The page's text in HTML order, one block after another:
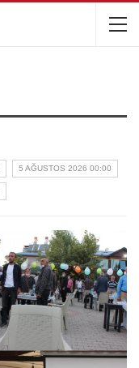
5 AĞUSTOS 2026 00:00